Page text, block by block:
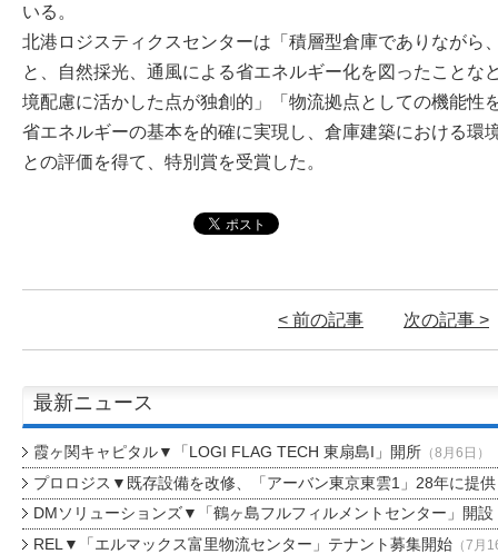
いる。
北港ロジスティクスセンターは「積層型倉庫でありながら
と、自然採光、通風による省エネルギー化を図ったことな
境配慮に活かした点が独創的」「物流拠点としての機能性
省エネルギーの基本を的確に実現し、倉庫建築における環
との評価を得て、特別賞を受賞した。
< 前の記事 次の記事 >
最新ニュース
霞ヶ関キャピタル▼「LOGI FLAG TECH 東扇島I」開所（8月6日）
プロロジス▼既存設備を改修、「アーバン東京東雲1」28年に提供
DMソリューションズ▼「鶴ヶ島フルフィルメントセンター」開設
REL▼「エルマックス富里物流センター」テナント募集開始（7月